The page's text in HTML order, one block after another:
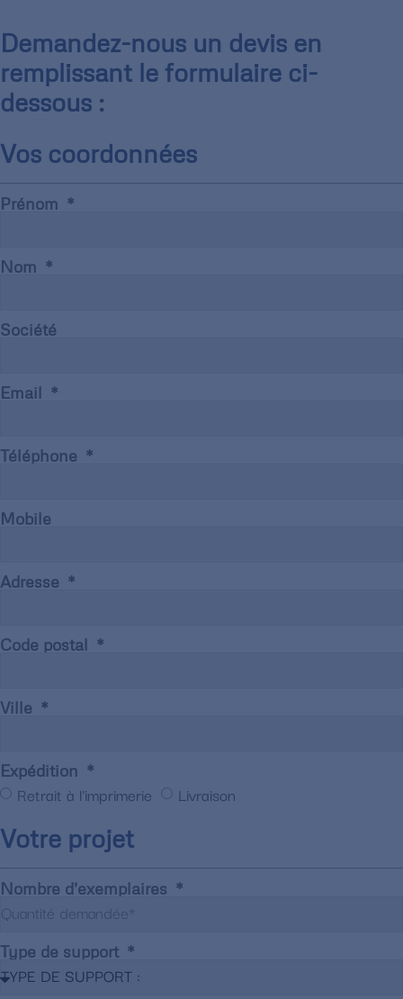
Demandez-nous un devis en
remplissant le formulaire ci-
dessous :
Vos coordonnées
Prénom
Nom
Société
Email
Téléphone
Mobile
Adresse
Code postal
Ville
Expédition
Retrait à l'imprimerie Livraison
Votre projet
Nombre d'exemplaires
Type de support